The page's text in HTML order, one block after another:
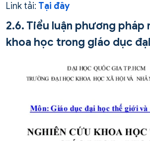
Link tải: Tại đây
2.6. Tiểu luận phương pháp
khoa học trong giáo dục